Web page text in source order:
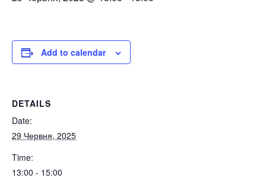
Add to calendar
DETAILS
Date:
29 Червня, 2025
Time:
13:00 - 15:00